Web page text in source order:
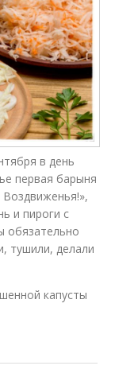
в день
первая барыня
Воздвиженья!»,
и пироги с
обязательно
тушили, делали
капусты